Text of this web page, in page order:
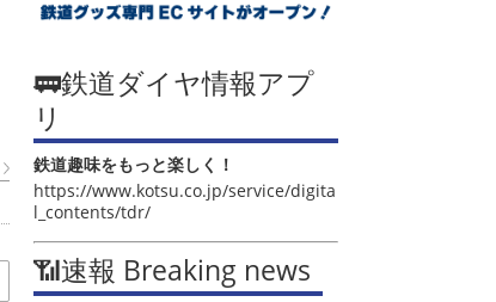
🚃鉄道ダイヤ情報アプ
リ
鉄道趣味をもっと楽しく！
https://www.kotsu.co.jp/service/digita
l_contents/tdr/
📶速報 Breaking news